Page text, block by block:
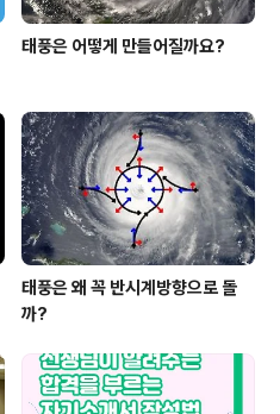
태풍은 어떻게 만들어질까요?
태풍은 왜 꼭 반시계방향으로 돌
까?